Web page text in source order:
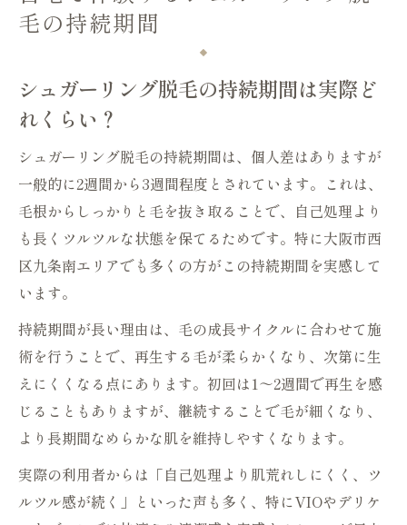
毛のコツ
シュガーリング脱毛は永久脱毛とどう違
う？
VIOセルフ脱毛ならシュガーリングに注目
シュガーリング脱毛はVIOにもおすすめの
VIOの毛の長さとシュガーリング脱毛の適
切な始め方
自宅でシュガーリング脱毛するVIOケアの
シュガーリング脱毛でVIOセルフケアを成
功させるコツ
VIOに最適なシュガーリングワックスの選
び方
敏感肌の方へ伝える安心のアフターケア方法
シュガーリング脱毛後の敏感肌に優しいケ
ア方法
毛の持続期間
シュガーリング脱毛の持続期間は実際ど
れくらい？
シュガーリング脱毛の持続期間は、個人差はありますが
一般的に2週間から3週間程度とされています。これは、
毛根からしっかりと毛を抜き取ることで、自己処理より
も長くツルツルな状態を保てるためです。特に大阪市西
区九条南エリアでも多くの方がこの持続期間を実感して
います。
持続期間が長い理由は、毛の成長サイクルに合わせて施
術を行うことで、再生する毛が柔らかくなり、次第に生
えにくくなる点にあります。初回は1～2週間で再生を感
じることもありますが、継続することで毛が細くなり、
より長期間なめらかな肌を維持しやすくなります。
実際の利用者からは「自己処理より肌荒れしにくく、ツ
ルツル感が続く」といった声も多く、特にVIOやデリケ